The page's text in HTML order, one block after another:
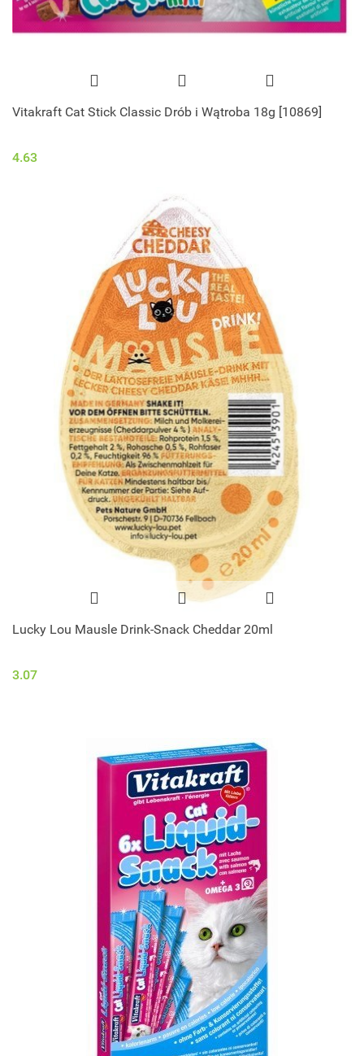
Vitakraft Cat Stick Classic Drób i Wątroba 18g [10869]
4.63
Lucky Lou Mausle Drink-Snack Cheddar 20ml
3.07